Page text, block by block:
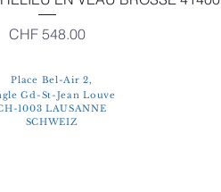
Preis
CHF 548.00
Place Bel-Air 2,
Gd-St-Jean Louve
1003 LAUSANNE
SCHWEIZ